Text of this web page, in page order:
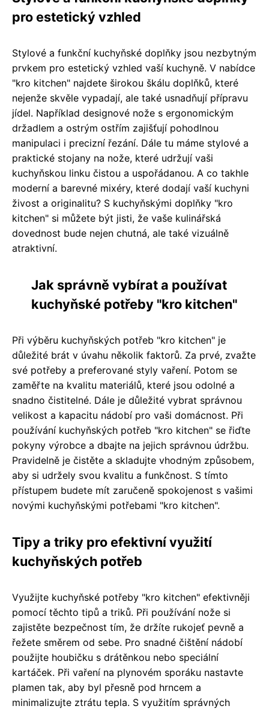
pro estetický vzhled
Stylové a funkční kuchyňské doplňky jsou nezbytným
prvkem pro estetický vzhled vaší kuchyně. V nabídce
"kro kitchen" najdete širokou škálu doplňků, které
nejenže skvěle vypadají, ale také usnadňují přípravu
jídel. Například designové nože s ergonomickým
držadlem a ostrým ostřím zajišťují pohodlnou
manipulaci i precizní řezání. Dále tu máme stylové a
praktické stojany na nože, které udržují vaši
kuchyňskou linku čistou a uspořádanou. A co takhle
moderní a barevné mixéry, které dodají vaší kuchyni
živost a originalitu? S kuchyňskými doplňky "kro
kitchen" si můžete být jisti, že vaše kulinářská
dovednost bude nejen chutná, ale také vizuálně
atraktivní.
Jak správně vybírat a používat
kuchyňské potřeby "kro kitchen"
Při výběru kuchyňských potřeb "kro kitchen" je
důležité brát v úvahu několik faktorů. Za prvé, zvažte
své potřeby a preferované styly vaření. Potom se
zaměřte na kvalitu materiálů, které jsou odolné a
snadno čistitelné. Dále je důležité vybrat správnou
velikost a kapacitu nádobí pro vaši domácnost. Při
používání kuchyňských potřeb "kro kitchen" se řiďte
pokyny výrobce a dbajte na jejich správnou údržbu.
Pravidelně je čistěte a skladujte vhodným způsobem,
aby si udržely svou kvalitu a funkčnost. S tímto
přístupem budete mít zaručeně spokojenost s vašimi
novými kuchyňskými potřebami "kro kitchen".
Tipy a triky pro efektivní využití
kuchyňských potřeb
Využijte kuchyňské potřeby "kro kitchen" efektivněji
pomocí těchto tipů a triků. Při používání nože si
zajistěte bezpečnost tím, že držíte rukojeť pevně a
řežete směrem od sebe. Pro snadné čištění nádobí
použijte houbičku s drátěnkou nebo speciální
kartáček. Při vaření na plynovém sporáku nastavte
plamen tak, aby byl přesně pod hrncem a
minimalizujte ztrátu tepla. S využitím správných